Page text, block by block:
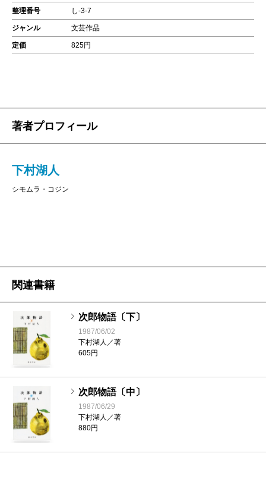
整理番号 し-3-7
ジャンル 文芸作品
定価 825円
著者プロフィール
下村湖人
シモムラ・コジン
関連書籍
次郎物語〔下〕
1987/06/02
下村湖人／著
605円
次郎物語〔中〕
1987/06/29
下村湖人／著
880円